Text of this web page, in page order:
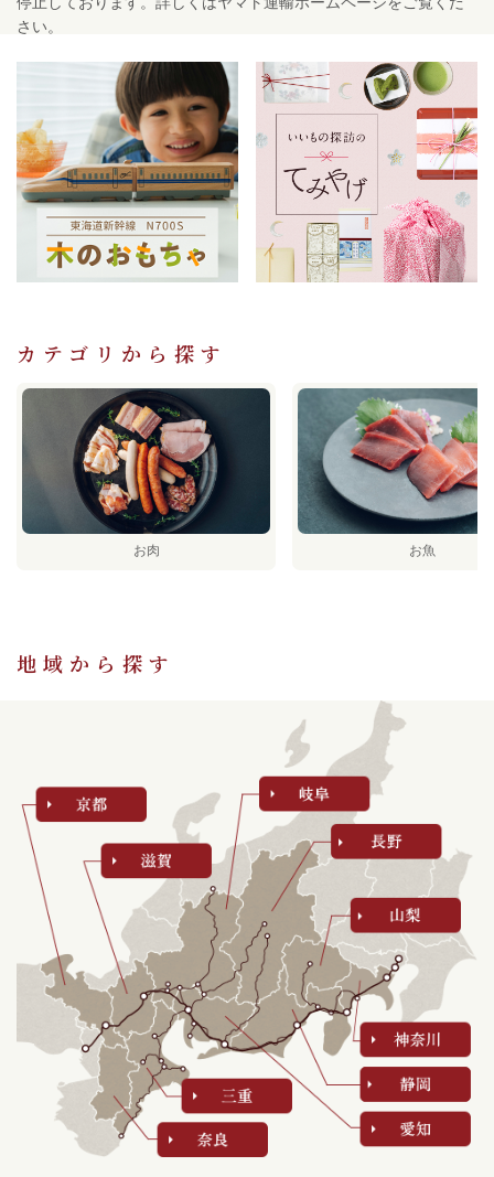
さい。
2026/08/04
【期間限定】信州東御 小田切牧場 とうもろこし「スイートコ
ーン10本」の販売を開始しました。
2026/08/04
【期間限定】内藤農園「ジュエリーピーチ黄桃 1.5kg」の販売を
開始しました。
2026/07/30
【10セット限定！】飛騨クラフト「YUZUCELLO（ゆずチェッ
【送料がまとまってお得になるセット！】そうめん新幹線シリー
ズに人気商品のセットが新登場！
2026/06/25
【期間限定】内藤農園「ジュエリーピーチ白桃」の今季販売スタ
ートしました。
2026/06/15
MINATO「米粉の新幹線サブレー」の販売を開始しました。
【夏季限定】京都下鴨 宝泉堂「京しぐれ（6食分）」の販売を開
始しました。
2026/05/11
【夏季限定】信州里の菓工房「信州果実ゼリー9個入」の販売を開
始しました。
2026/04/20
新商品！飛騨クラフト「LEMONIQ SWEET＆BITTER （レモニク
スウィート＆ビター）」を追加しました。
2026/04/18
大極殿本舗「レースかん2本」の販売を開始しました。
2026/04/18
大極殿本舗「若あゆ10個入（すだれ箱入）」の販売を開始しまし
カテゴリから探す
お肉 お魚
地域から探す